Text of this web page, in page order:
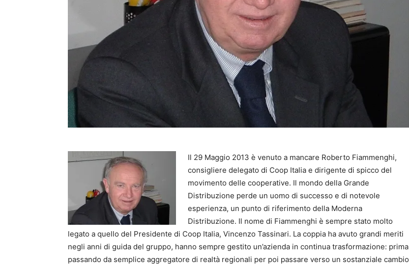
Il 29 Maggio 2013 è venuto a mancare Roberto Fiammenghi,
consigliere delegato di Coop Italia e dirigente di spicco del
movimento delle cooperative. Il mondo della Grande
Distribuzione perde un uomo di successo e di notevole
esperienza, un punto di riferimento della Moderna
Distribuzione. Il nome di Fiammenghi è sempre stato molto
legato a quello del Presidente di Coop Italia, Vincenzo Tassinari. La coppia ha avuto grandi meriti
negli anni di guida del gruppo, hanno sempre gestito un’azienda in continua trasformazione: prima
passando da semplice aggregatore di realtà regionali per poi passare verso un sostanziale cambio